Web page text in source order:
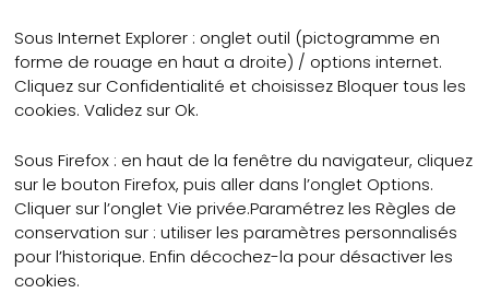
Sous Internet Explorer : onglet outil (pictogramme en
forme de rouage en haut a droite) / options internet.
Cliquez sur Confidentialité et choisissez Bloquer tous les
cookies. Validez sur Ok.
Sous Firefox : en haut de la fenêtre du navigateur, cliquez
sur le bouton Firefox, puis aller dans l’onglet Options.
Cliquer sur l’onglet Vie privée.Paramétrez les Règles de
conservation sur : utiliser les paramètres personnalisés
pour l’historique. Enfin décochez-la pour désactiver les
cookies.